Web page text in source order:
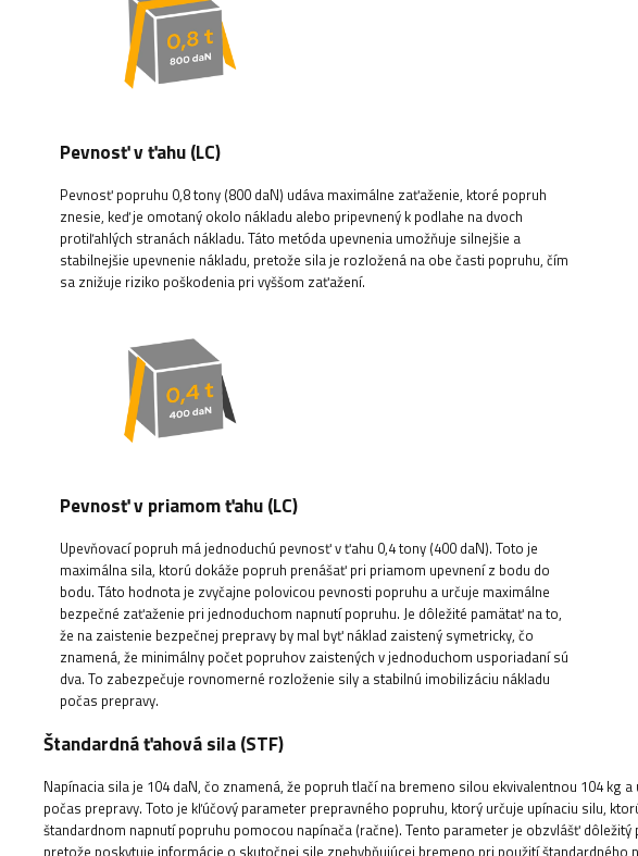
Pevnosť v ťahu (LC)
Pevnosť popruhu 0,8 tony (800 daN) udáva maximálne zaťaženie, ktoré popruh
znesie, keď je omotaný okolo nákladu alebo pripevnený k podlahe na dvoch
protiľahlých stranách nákladu. Táto metóda upevnenia umožňuje silnejšie a
stabilnejšie upevnenie nákladu, pretože sila je rozložená na obe časti popruhu, čím
sa znižuje riziko poškodenia pri vyššom zaťažení.
Pevnosť v priamom ťahu (LC)
Upevňovací popruh má jednoduchú pevnosť v ťahu 0,4 tony (400 daN). Toto je
maximálna sila, ktorú dokáže popruh prenášať pri priamom upevnení z bodu do
bodu. Táto hodnota je zvyčajne polovicou pevnosti popruhu a určuje maximálne
bezpečné zaťaženie pri jednoduchom napnutí popruhu. Je dôležité pamätať na to,
že na zaistenie bezpečnej prepravy by mal byť náklad zaistený symetricky, čo
znamená, že minimálny počet popruhov zaistených v jednoduchom usporiadaní sú
dva. To zabezpečuje rovnomerné rozloženie sily a stabilnú imobilizáciu nákladu
počas prepravy.
Štandardná ťahová sila (STF)
Napínacia sila je 104 daN, čo znamená, že popruh tlačí na bremeno silou ekvivalentnou 104 kg
počas prepravy. Toto je kľúčový parameter prepravného popruhu, ktorý určuje upínaciu silu,
štandardnom napnutí popruhu pomocou napínača (račne). Tento parameter je obzvlášť dôležitý
pretože poskytuje informácie o skutočnej sile znehybňujúcej bremeno pri použití štandardného